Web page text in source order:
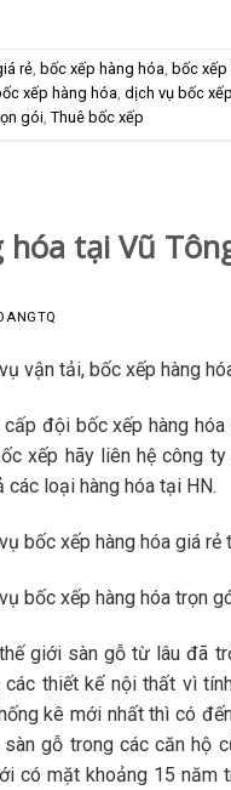
rẻ, bốc xếp hàng hóa, bốc
xếp hàng hóa, dịch vụ bốc xếp
gói, Thuê bốc xếp
tại Vũ
vận tải, bốc xếp hàng
cấp đội bốc xếp hàng
xếp hãy liên hệ công
các loại hàng hóa tại HN.
bốc xếp hàng hóa giá rẻ
bốc xếp hàng hóa trọn
giới sàn gỗ từ lâu đã
các thiết kế nội thất vì
kê mới nhất thì có
sàn gỗ trong các căn hộ
có mặt khoảng 15 năm